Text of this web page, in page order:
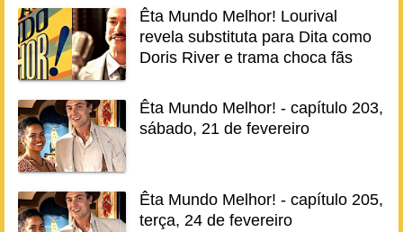
Êta Mundo Melhor! Lourival
revela substituta para Dita como
Doris River e trama choca fãs
Êta Mundo Melhor! - capítulo 203,
sábado, 21 de fevereiro
Êta Mundo Melhor! - capítulo 205,
terça, 24 de fevereiro